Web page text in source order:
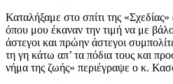
Καταλήξαμε στο σπίτι της
όπου μου έκαναν την τιμή να με
άστεγοι και πρώην άστεγοι
τη γη κάτω απ’ τα πόδια τους και
νήμα της ζωής» περιέγραψε ο κ.